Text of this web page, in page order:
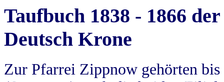
Taufbuch 1838 - 1866
Deutsch Krone
Zur Pfarrei Zippnow gehörten